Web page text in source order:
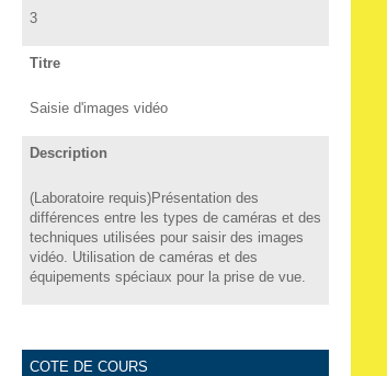
3
Titre
Saisie d'images vidéo
Description
(Laboratoire requis)Présentation des
différences entre les types de caméras et des
techniques utilisées pour saisir des images
vidéo. Utilisation de caméras et des
équipements spéciaux pour la prise de vue.
COTE DE COURS